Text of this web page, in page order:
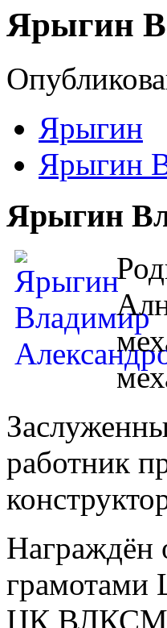
Ярыгин
Ярыгин
Ярыгин
Ярыгин
работник
Награждён
ЦК ВЛКСМ